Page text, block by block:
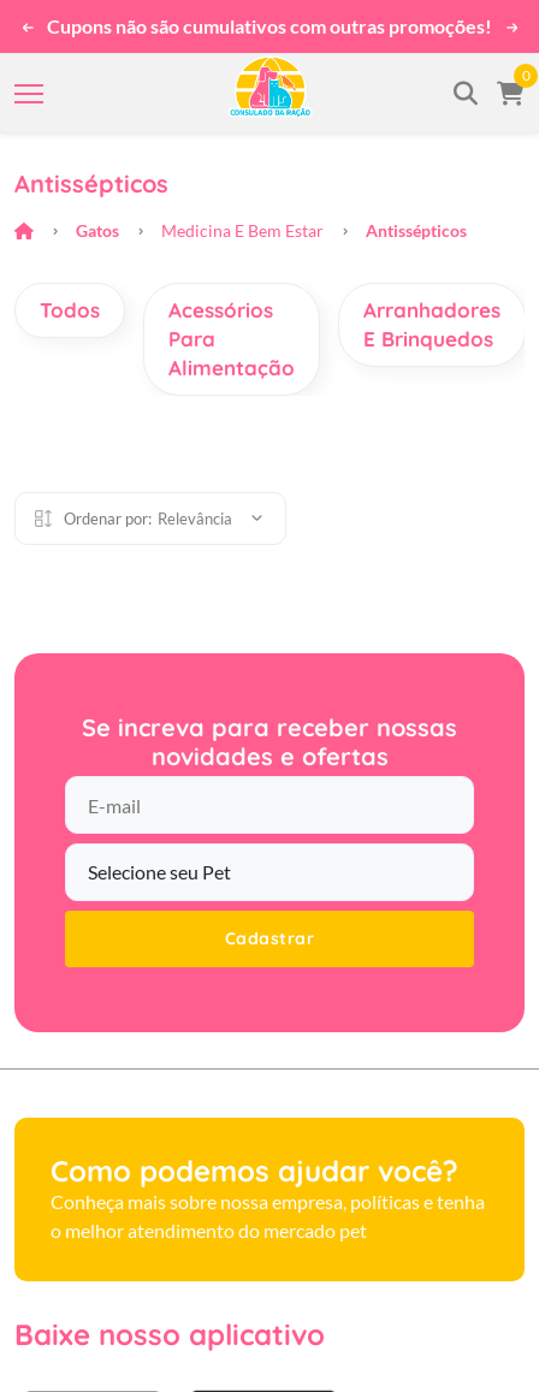
Cupons não são cumulativos com outras promoções!
0
Antissépticos
Gatos Medicina E Bem Estar Antissépticos
Todos
Acessórios
Para
Alimentação
Arranhadores
E Brinquedos
Ordenar por: Relevância
Se increva para receber nossas
novidades e ofertas
Cadastrar
Como podemos ajudar você?
Conheça mais sobre nossa empresa, políticas e tenha
o melhor atendimento do mercado pet
Baixe nosso aplicativo